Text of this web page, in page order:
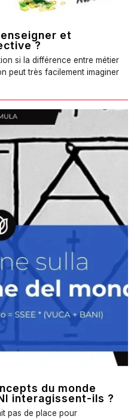
et
?
si la différence entre métier
peut très facilement imaginer
du monde
interagissent-ils ?
pas de place pour